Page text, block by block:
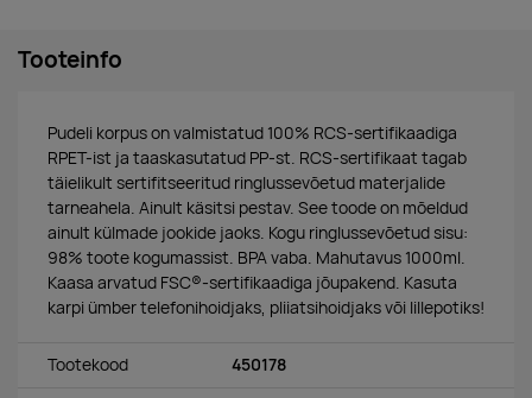
Tooteinfo
Pudeli korpus on valmistatud 100% RCS-sertifikaadiga
RPET-ist ja taaskasutatud PP-st. RCS-sertifikaat tagab
täielikult sertifitseeritud ringlussevõetud materjalide
tarneahela. Ainult käsitsi pestav. See toode on mõeldud
ainult külmade jookide jaoks. Kogu ringlussevõetud sisu:
98% toote kogumassist. BPA vaba. Mahutavus 1000ml.
Kaasa arvatud FSC®-sertifikaadiga jõupakend. Kasuta
karpi ümber telefonihoidjaks, pliiatsihoidjaks või lillepotiks!
Tootekood 450178